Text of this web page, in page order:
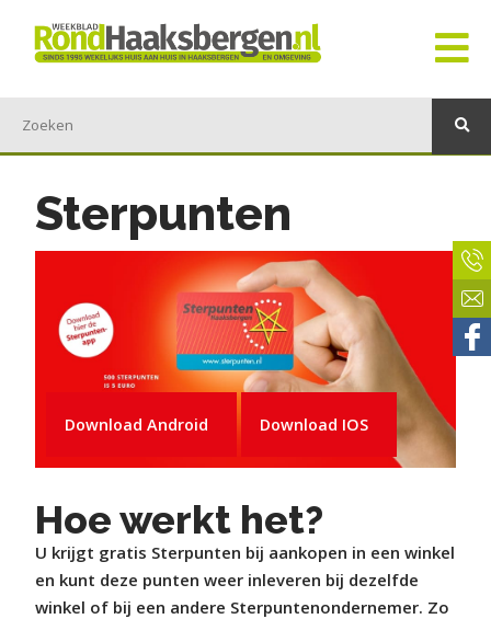
Sterpunten
Download Android Download IOS
Hoe werkt het?
U krijgt gratis Sterpunten bij aankopen in een winkel
en kunt deze punten weer inleveren bij dezelfde
winkel of bij een andere Sterpuntenondernemer. Zo